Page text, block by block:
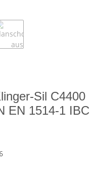
Sil C4400
EN 1514-1 IBC